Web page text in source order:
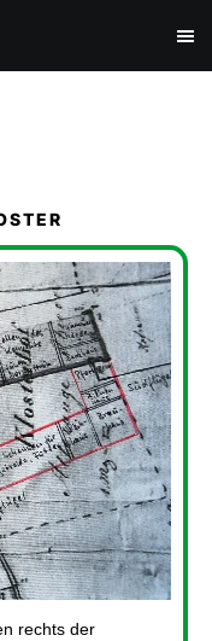
rechts der